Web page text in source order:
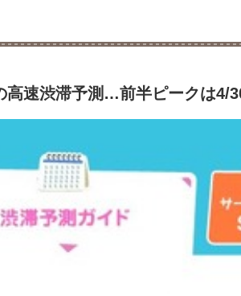
高速渋滞予測…前半ピークは